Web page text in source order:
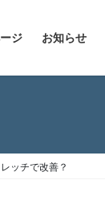
ジ お知らせ
ッチで改善？